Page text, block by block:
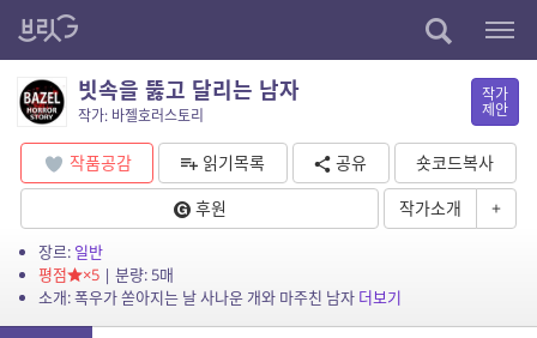
빗속을 뚫고 달리는 남자
작가: 바젤호러스토리
작가
제안
작품공감 읽기목록 공유
숏코드복사
후원
작가소개 +
장르: 일반
평점
×5| 분량: 5매
소개: 폭우가 쏟아지는 날 사나운 개와 마주친 남자 더보기